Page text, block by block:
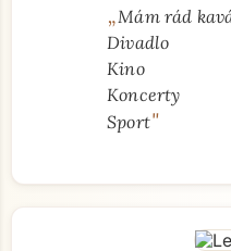
„Mám rád
Divadlo
Kino
Koncerty
Sport"